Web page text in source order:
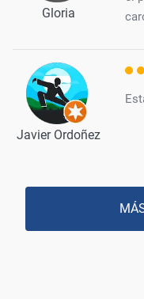
Gloria
Javier Ordoñez